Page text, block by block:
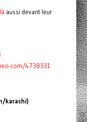
là aussi devant leur
4738331
karachi)